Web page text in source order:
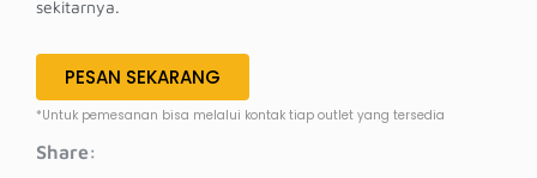
sekitarnya.
PESAN SEKARANG
*Untuk pemesanan bisa melalui kontak tiap outlet yang tersedia
Share: